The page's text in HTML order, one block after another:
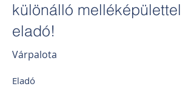
különálló melléképülettel
eladó!
Várpalota
Eladó